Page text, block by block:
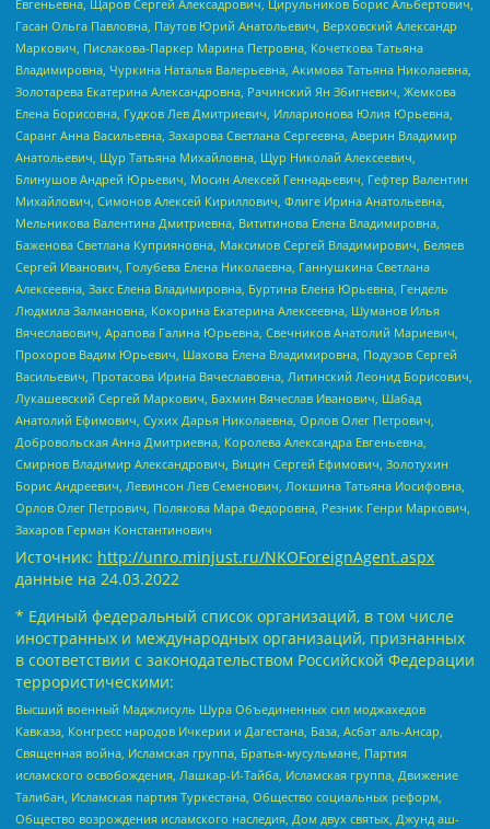
Евгеньевна, Щаров Сергей Алексадрович, Цирульников Борис Альбертович,
Гасан Ольга Павловна, Паутов Юрий Анатольевич, Верховский Александр
Маркович, Пислакова-Паркер Марина Петровна, Кочеткова Татьяна
Владимировна, Чуркина Наталья Валерьевна, Акимова Татьяна Николаевна,
Золотарева Екатерина Александровна, Рачинский Ян Збигневич, Жемкова
Елена Борисовна, Гудков Лев Дмитриевич, Илларионова Юлия Юрьевна,
Саранг Анна Васильевна, Захарова Светлана Сергеевна, Аверин Владимир
Анатольевич, Щур Татьяна Михайловна, Щур Николай Алексеевич,
Блинушов Андрей Юрьевич, Мосин Алексей Геннадьевич, Гефтер Валентин
Михайлович, Симонов Алексей Кириллович, Флиге Ирина Анатольевна,
Мельникова Валентина Дмитриевна, Вититинова Елена Владимировна,
Баженова Светлана Куприяновна, Максимов Сергей Владимирович, Беляев
Сергей Иванович, Голубева Елена Николаевна, Ганнушкина Светлана
Алексеевна, Закс Елена Владимировна, Буртина Елена Юрьевна, Гендель
Людмила Залмановна, Кокорина Екатерина Алексеевна, Шуманов Илья
Вячеславович, Арапова Галина Юрьевна, Свечников Анатолий Мариевич,
Прохоров Вадим Юрьевич, Шахова Елена Владимировна, Подузов Сергей
Васильевич, Протасова Ирина Вячеславовна, Литинский Леонид Борисович,
Лукашевский Сергей Маркович, Бахмин Вячеслав Иванович, Шабад
Анатолий Ефимович, Сухих Дарья Николаевна, Орлов Олег Петрович,
Добровольская Анна Дмитриевна, Королева Александра Евгеньевна,
Смирнов Владимир Александрович, Вицин Сергей Ефимович, Золотухин
Борис Андреевич, Левинсон Лев Семенович, Локшина Татьяна Иосифовна,
Орлов Олег Петрович, Полякова Мара Федоровна, Резник Генри Маркович,
Захаров Герман Константинович
Источник: http://unro.minjust.ru/NKOForeignAgent.aspx
данные на 24.03.2022
* Единый федеральный список организаций, в том числе
иностранных и международных организаций, признанных
в соответствии с законодательством Российской Федерации
террористическими:
Высший военный Маджлисуль Шура Объединенных сил моджахедов
Кавказа, Конгресс народов Ичкерии и Дагестана, База, Асбат аль-Ансар,
Священная война, Исламская группа, Братья-мусульмане, Партия
исламского освобождения, Лашкар-И-Тайба, Исламская группа, Движение
Талибан, Исламская партия Туркестана, Общество социальных реформ,
Общество возрождения исламского наследия, Дом двух святых, Джунд аш-